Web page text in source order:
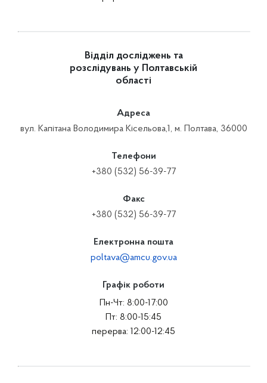
Відділ досліджень та
розслідувань у Полтавській
області
Адреса
вул. Капітана Володимира Кісельова,1, м. Полтава, 36000
Телефони
+380 (532) 56-39-77
Факс
+380 (532) 56-39-77
Електронна пошта
poltava@amcu.gov.ua
Графік роботи
Пн-Чт: 8:00-17:00
Пт: 8:00-15:45
перерва: 12:00-12:45